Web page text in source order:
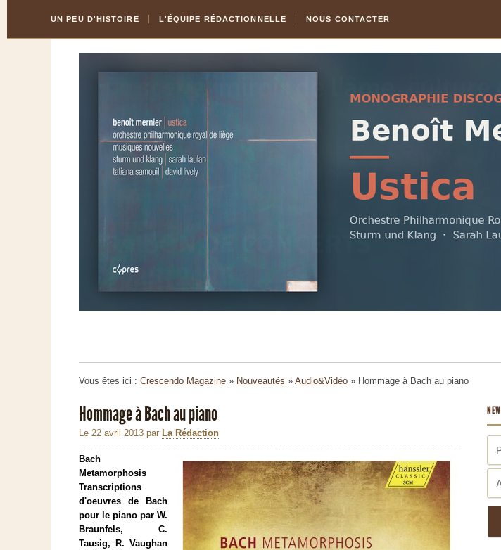
Content
la
UN PEU D'HISTOIRE L'ÉQUIPE RÉDACTIONNELLE NOUS CONTACTER
Vous êtes ici : Crescendo Magazine » Nouveautés » Audio&Vidéo » Hommage à Bach au piano
Hommage à Bach au piano
Le 22 avril 2013 par La Rédaction
Bach
Metamorphosis
Transcriptions
d'oeuvres de Bach
pour le piano par W.
Braunfels, C.
Tausig, R. Vaughan